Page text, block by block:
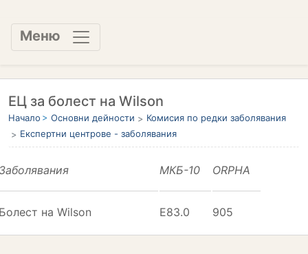
Меню
ЕЦ за болест на Wilson
Начало Основни дейности
Комисия по редки заболявания
Експертни центрове - заболявания
МКБ-10 ORPHA
на Wilson E83.0 905